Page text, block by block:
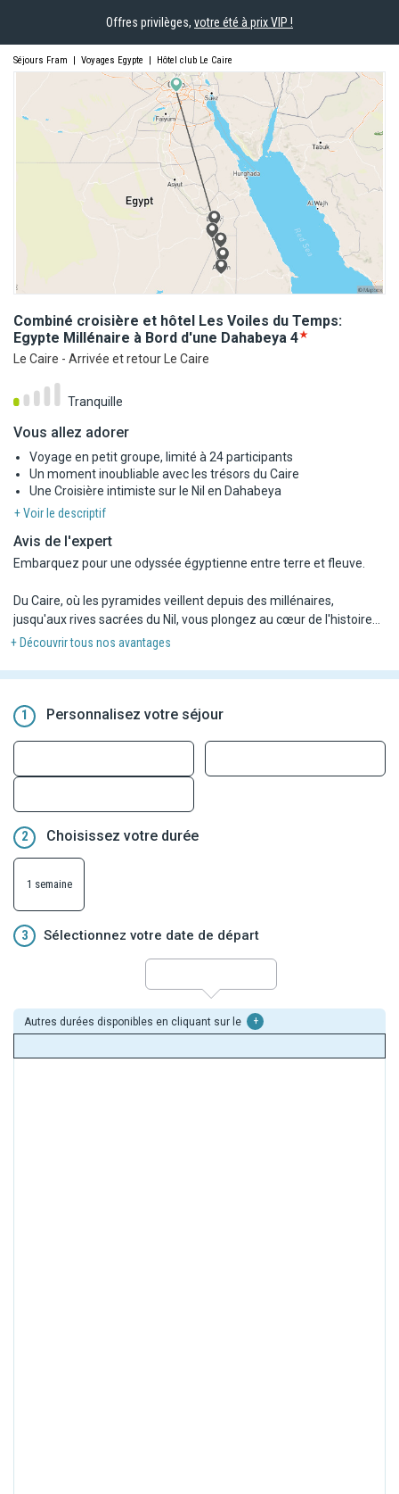
Offres privilèges, votre été à prix VIP !
Séjours Fram | Voyages Egypte | Hôtel club Le Caire
Combiné croisière et hôtel Les Voiles du Temps:
Egypte Millénaire à Bord d'une Dahabeya 4
Le Caire - Arrivée et retour Le Caire
Tranquille
Vous allez adorer
Voyage en petit groupe, limité à 24 participants
Un moment inoubliable avec les trésors du Caire
Une Croisière intimiste sur le Nil en Dahabeya
+ Voir le descriptif
Avis de l'expert
Embarquez pour une odyssée égyptienne entre terre et fleuve.
Du Caire, où les pyramides veillent depuis des millénaires,
jusqu'aux rives sacrées du Nil, vous plongez au cœur de l'histoire
pharaonique. À bord d'une élégante Dahabeya, le temps s'étire
moment suspendu.
+ Découvrir tous nos avantages
1 Personnalisez votre séjour
2 Choisissez votre durée
1 semaine
3 Sélectionnez votre date de départ
Autres durées disponibles en cliquant sur le +